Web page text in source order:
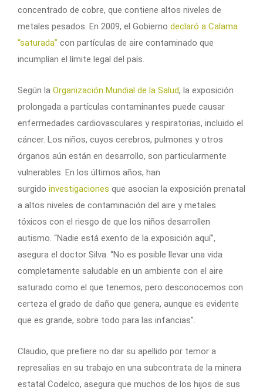
concentrado de cobre, que contiene altos niveles de
metales pesados. En 2009, el Gobierno declaró a Calama
“saturada” con partículas de aire contaminado que
incumplían el límite legal del país.
Según la Organización Mundial de la Salud, la exposición
prolongada a partículas contaminantes puede causar
enfermedades cardiovasculares y respiratorias, incluido el
cáncer. Los niños, cuyos cerebros, pulmones y otros
órganos aún están en desarrollo, son particularmente
vulnerables. En los últimos años, han
surgido investigaciones que asocian la exposición prenatal
a altos niveles de contaminación del aire y metales
tóxicos con el riesgo de que los niños desarrollen
autismo. “Nadie está exento de la exposición aquí”,
asegura el doctor Silva. “No es posible llevar una vida
completamente saludable en un ambiente con el aire
saturado como el que tenemos, pero desconocemos con
certeza el grado de daño que genera, aunque es evidente
que es grande, sobre todo para las infancias”.
Claudio, que prefiere no dar su apellido por temor a
represalias en su trabajo en una subcontrata de la minera
estatal Codelco, asegura que muchos de los hijos de sus